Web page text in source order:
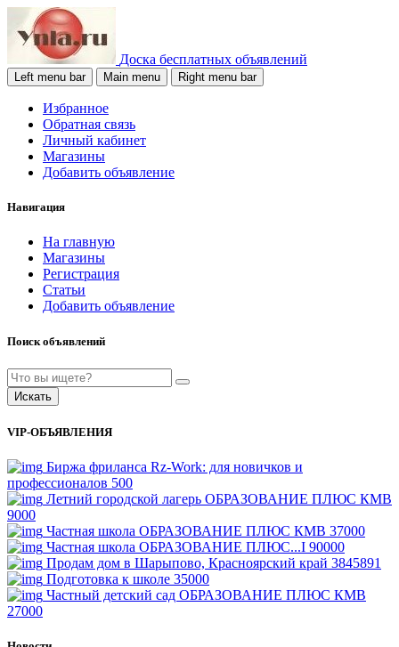
Доска бесплатных объявлений
Left menu bar Main menu Right menu bar
Избранное
Обратная связь
Личный кабинет
Магазины
Добавить объявление
Навигация
На главную
Магазины
Регистрация
Статьи
Добавить объявление
Поиск объявлений
Искать
VIP-ОБЪЯВЛЕНИЯ
Биржа фриланса Rz-Work: для новичков и
профессионалов 500
Летний городской лагерь ОБРАЗОВАНИЕ ПЛЮС КМВ
9000
Частная школа ОБРАЗОВАНИЕ ПЛЮС КМВ 37000
Частная школа ОБРАЗОВАНИЕ ПЛЮС...I 90000
Продам дом в Шарыпово, Красноярский край 3845891
Подготовка к школе 35000
Частный детский сад ОБРАЗОВАНИЕ ПЛЮС КМВ
27000